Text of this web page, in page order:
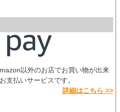
以外のお店でお買い物が出来
支払いサービスです。
詳細はこちら >>